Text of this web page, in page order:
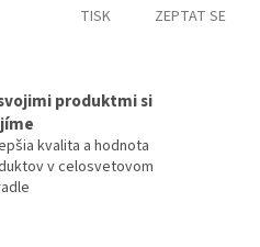
TISK ZEPTAT SE
produktmi si
kvalita a hodnota
v celosvetovom